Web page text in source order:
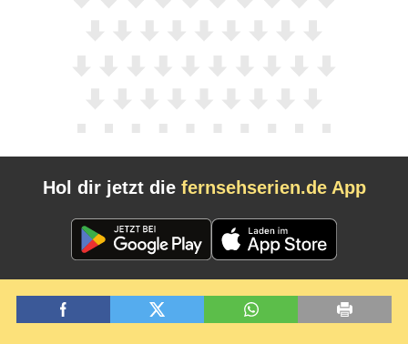
Hol dir jetzt die fernsehserien.de App